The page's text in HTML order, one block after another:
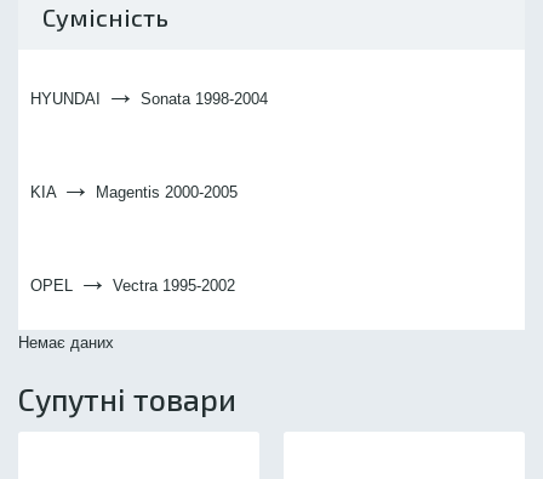
Сумісність
HYUNDAI → Sonata 1998-2004
KIA → Magentis 2000-2005
OPEL → Vectra 1995-2002
Немає даних
Супутні товари